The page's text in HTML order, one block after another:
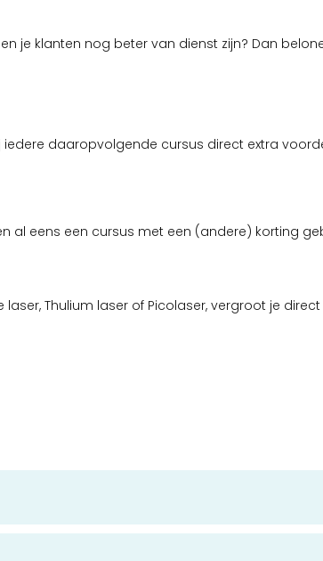
je klanten nog beter van dienst zijn? Dan
daaropvolgende cursus direct extra
al eens een cursus met een (andere) korting
Thulium laser of Picolaser, vergroot je